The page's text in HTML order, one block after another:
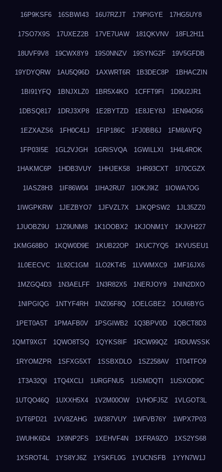
16P9KSF6 16SBWI43 16U7RZJT 179PIGYE 17HG5UY8
17SO7X9S 17UXEZ2B 17VE7UAW 181QKVNV 18FL2H11
18UVF9V8 19CWX8Y9 19S0NNZV 19SYNG2F 19V5GFDB
19YDYQRW 1AU5Q96D 1AXWRT6R 1B3DEC8P 1BHACZIN
1BI91YFQ 1BNJXLZ0 1BR5X4KO 1CFFT9FI 1D9U2JR1
1DBSQ817 1DRJ3XP8 1E2BYTZD 1E8JEY8J 1EN94O56
1EZXAZS6 1FH0C41J 1FIP186C 1FJ0BB6J 1FM8AVFQ
1FP03I5E 1GL2VJGH 1GRISVQA 1GWILLXI 1H4L4ROK
1HAKMC6P 1HDB3VUY 1HHJEK58 1HR93CXT 1I70CGZX
1IASZ8H3 1IF86W04 1IHA2RU7 1IOKJ9IZ 1IOWA7OG
1IWGPKRW 1JEZBYO7 1JFVZL7X 1JKQPSW2 1JL35ZZ0
1JUOBZ9U 1JZ9UNM8 1K1OOBX2 1KJONM1Y 1KJVH227
1KMG68BO 1KQW0D9E 1KUB22OP 1KUC7YQ5 1KVUSEU1
1L0EECVC 1L92C1GM 1LO2KT45 1LVWMXC9 1MF16JX6
1MZGQ4D3 1N3AELFF 1N3R82X5 1NERJOY9 1NIN2DXO
1NIPGIQG 1NTYF4RH 1NZ06F8Q 1OELGBE2 1OUI6BYG
1PET0A5T 1PMAFB0V 1PSGIWB2 1Q3BPV0D 1QBCT8D3
1QMT9XGT 1QWO8TSQ 1QYKS8IF 1RCW99QZ 1RDUWSSK
1RYOMZPR 1SFXG5XT 1SSBXDLO 1SZ258AV 1T04TFO9
1T3A32QI 1TQ4XCLI 1URGFNU5 1USMDQTI 1USXOD9C
1UTQO46Q 1UXXH5X4 1V2M00OW 1VHOFJ5Z 1VLGOT3L
1VT6PD21 1VV8ZAHG 1W387VUY 1WFVB76Y 1WPX7P03
1WUHK6D4 1X9NP2FS 1XEHVF4N 1XFRA9ZO 1XS2YS68
1XSROT4L 1YS8YJ6Z 1YSKFL0G 1YUCNSFB 1YYN7W1J